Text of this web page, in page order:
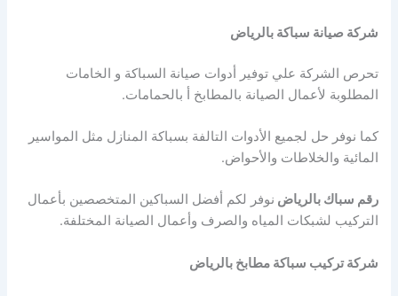
شركة صيانة سباكة بالرياض
تحرص الشركة علي توفير أدوات صيانة السباكة و الخامات
المطلوبة لأعمال الصيانة بالمطابخ أ بالحمامات.
كما نوفر حل لجميع الأدوات التالفة بسباكة المنازل مثل المواسير
المائية والخلاطات والأحواض.
رقم سباك بالرياض نوفر لكم أفضل السباكين المتخصصين بأعمال
التركيب لشبكات المياه والصرف وأعمال الصيانة المختلفة.
شركة تركيب سباكة مطابخ بالرياض